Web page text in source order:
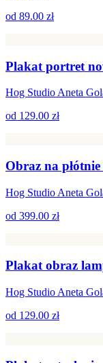
od 89.00 zł
Plakat portret
Hog Studio Aneta
od 129.00 zł
Obraz na
Hog Studio Aneta
od 399.00 zł
Plakat obraz
Hog Studio Aneta
od 129.00 zł